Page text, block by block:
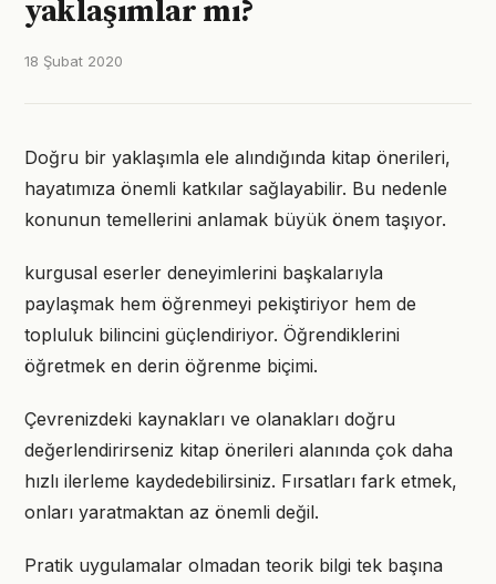
yaklaşımlar mı?
18 Şubat 2020
Doğru bir yaklaşımla ele alındığında kitap önerileri,
hayatımıza önemli katkılar sağlayabilir. Bu nedenle
konunun temellerini anlamak büyük önem taşıyor.
kurgusal eserler deneyimlerini başkalarıyla
paylaşmak hem öğrenmeyi pekiştiriyor hem de
topluluk bilincini güçlendiriyor. Öğrendiklerini
öğretmek en derin öğrenme biçimi.
Çevrenizdeki kaynakları ve olanakları doğru
değerlendirirseniz kitap önerileri alanında çok daha
hızlı ilerleme kaydedebilirsiniz. Fırsatları fark etmek,
onları yaratmaktan az önemli değil.
Pratik uygulamalar olmadan teorik bilgi tek başına